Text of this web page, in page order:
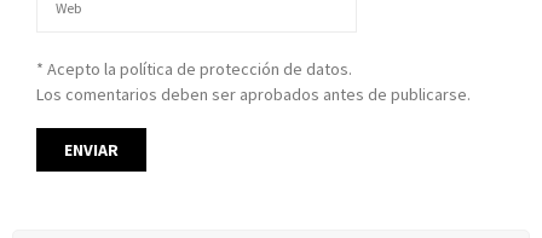
* Acepto la política de protección de datos.
Los comentarios deben ser aprobados antes de publicarse.